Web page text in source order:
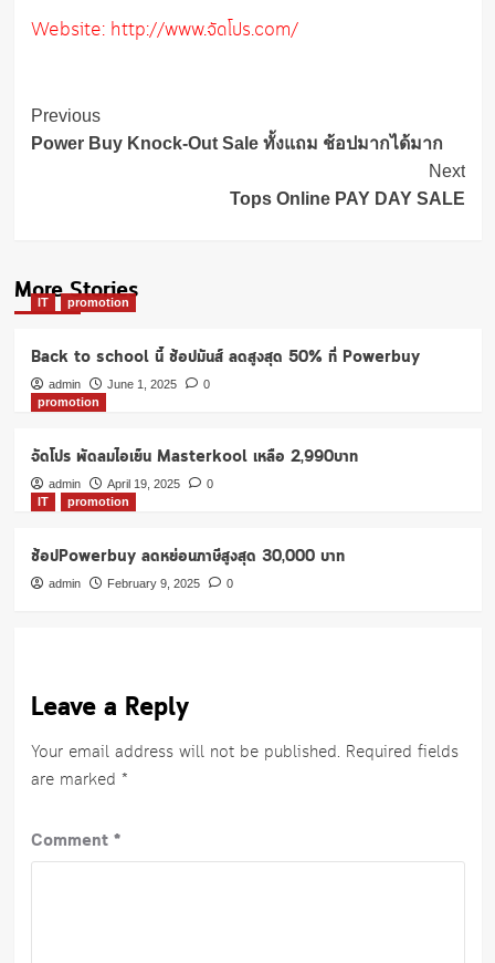
Website: http://www.จัดโปร.com/
Post
Navigation
Previous
Power Buy Knock-Out Sale ทั้งแถม ช้อปมากได้มาก
Next
Tops Online PAY DAY SALE
More Stories
IT promotion
Back to school นี้ ช้อปมันส์ ลดสูงสุด 50% ที่ Powerbuy
admin June 1, 2025
0
promotion
จัดโปร พัดลมไอเย็น Masterkool เหลือ 2,990บาท
admin April 19, 2025
0
IT
promotion
ช้อปPowerbuy ลดหย่อนภาษีสูงสุด 30,000 บาท
admin February 9, 2025 0
Leave a Reply
Your email address will not be published. Required fields
are marked *
Comment *